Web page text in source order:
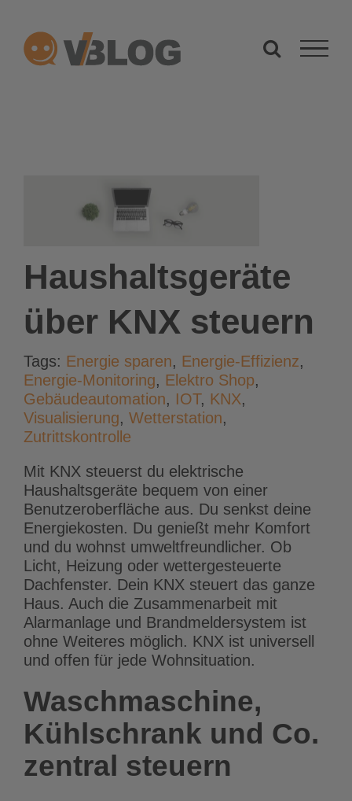
springen
Haushaltsgeräte
über KNX steuern
Tags: Energie sparen, Energie-Effizienz,
Energie-Monitoring, Elektro Shop,
Gebäudeautomation, IOT, KNX,
Visualisierung, Wetterstation,
Zutrittskontrolle
Mit KNX steuerst du elektrische
Haushaltsgeräte bequem von einer
Benutzeroberfläche aus. Du senkst deine
Energiekosten. Du genießt mehr Komfort
und du wohnst umweltfreundlicher. Ob
Licht, Heizung oder wettergesteuerte
Dachfenster. Dein KNX steuert das ganze
Haus. Auch die Zusammenarbeit mit
Alarmanlage und Brandmeldersystem ist
ohne Weiteres möglich. KNX ist universell
und offen für jede Wohnsituation.
Waschmaschine,
Kühlschrank und Co.
zentral steuern